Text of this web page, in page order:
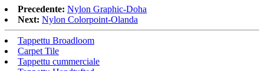
Precedente: Nylon Graphic-Doha
Next: Nylon Colorpoint-Olanda
Tappettu Broadloom
Carpet Tile
Tappettu cummerciale